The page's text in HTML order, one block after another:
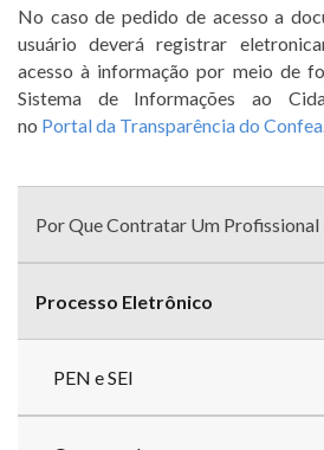
No caso de pedido de acesso a
usuário deverá registrar
acesso à informação por meio de
Sistema de Informações ao
no Portal da Transparência do Confea
comPor Que Contratar Um Profissional
Processo Eletrônico
PEN e SEI